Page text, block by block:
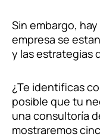
Sin embargo,
empresa se
y las estrategias
¿Te identificas
posible que tu
una consultoría
mostraremos